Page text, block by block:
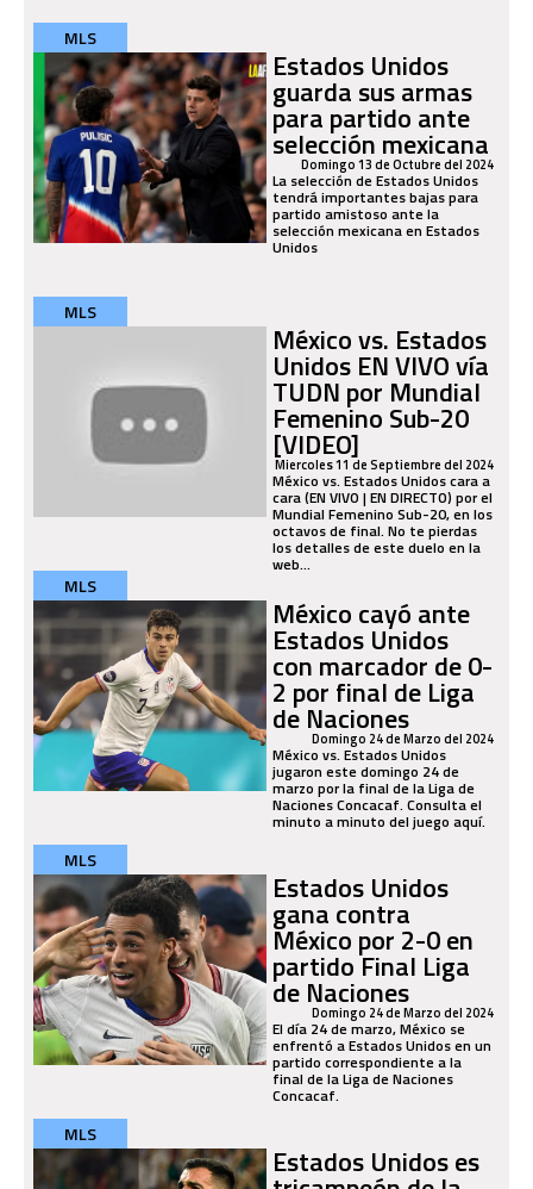
MLS
Estados Unidos
guarda sus armas
para partido ante
selección mexicana
Domingo 13 de Octubre del 2024
La selección de Estados Unidos
tendrá importantes bajas para
partido amistoso ante la
selección mexicana en Estados
Unidos
MLS
México vs. Estados
Unidos EN VIVO vía
TUDN por Mundial
Femenino Sub-20
[VIDEO]
Miercoles 11 de Septiembre del 2024
México vs. Estados Unidos cara a
cara (EN VIVO | EN DIRECTO) por el
Mundial Femenino Sub-20, en los
octavos de final. No te pierdas
los detalles de este duelo en la
web...
MLS
México cayó ante
Estados Unidos
con marcador de 0-
2 por final de Liga
de Naciones
Domingo 24 de Marzo del 2024
México vs. Estados Unidos
jugaron este domingo 24 de
marzo por la final de la Liga de
Naciones Concacaf. Consulta el
minuto a minuto del juego aquí.
MLS
Estados Unidos
gana contra
México por 2-0 en
partido Final Liga
de Naciones
Domingo 24 de Marzo del 2024
El día 24 de marzo, México se
enfrentó a Estados Unidos en un
partido correspondiente a la
final de la Liga de Naciones
Concacaf.
MLS
Estados Unidos es